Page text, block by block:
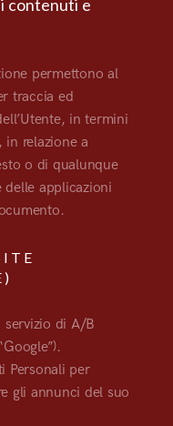
contenuti e
permettono al
traccia ed
in termini
relazione a
o di qualunque
applicazioni
servizio di A/B
Personali per
gli annunci del suo